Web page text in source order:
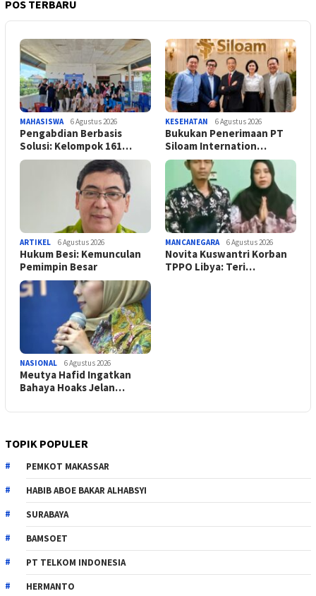
POS TERBARU
MAHASISWA 6 Agustus 2026
Pengabdian Berbasis
Solusi: Kelompok 161…
KESEHATAN 6 Agustus 2026
Bukukan Penerimaan PT
Siloam Internation…
ARTIKEL 6 Agustus 2026
Hukum Besi: Kemunculan
Pemimpin Besar
MANCANEGARA 6 Agustus 2026
Novita Kuswantri Korban
TPPO Libya: Teri…
NASIONAL 6 Agustus 2026
Meutya Hafid Ingatkan
Bahaya Hoaks Jelan…
TOPIK POPULER
PEMKOT MAKASSAR
HABIB ABOE BAKAR ALHABSYI
SURABAYA
BAMSOET
PT TELKOM INDONESIA
HERMANTO